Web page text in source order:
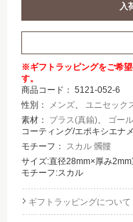
※ギフトラッピングをご希
す。
商品コード： 5121-052-6
性別：
メンズ、 ユニセック
素材： ブラス(真鍮)、 ゴー
コーティング/エポキシエナ
モチーフ： スカル 髑髏
サイズ:直径28mm×厚み
モチーフ:スカル
ギフトラッピングについて